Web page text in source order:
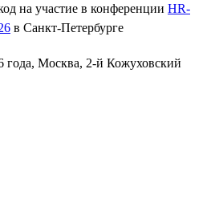
на участие в конференции HR-
в Санкт-Петербурге
года, Москва, 2-й Кожуховский